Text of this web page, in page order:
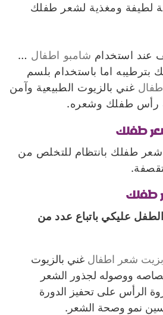
لطيفة ومغذية لشعر طفلك
عند استخدام شامبو اطفال …
بترطيبه اما باستخدام بلسم
غني بالزيوت الطبيعية وآمن
رأس طفلك وشعره.
طفلك بانتظام للتخلص من
عليكي باتباع عدد من
بزيت شعر اطفال غني بالزيوت
ووصوله لجذور الشعر
الرأس على تحفيز الدورة
نمو وصحة الشعر.